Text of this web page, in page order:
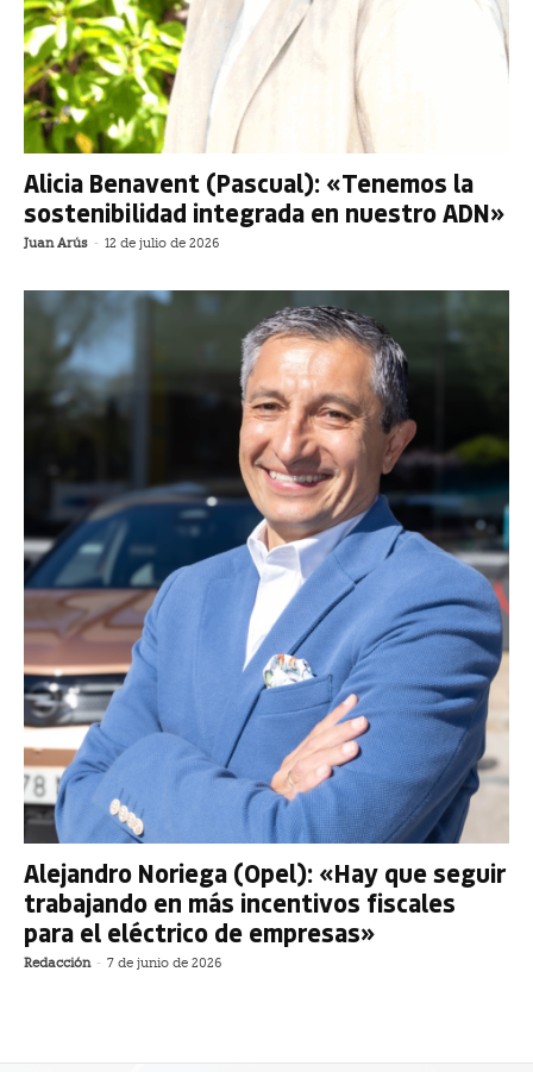
Alicia Benavent (Pascual): «Tenemos la
sostenibilidad integrada en nuestro ADN»
Juan Arús - 12 de julio de 2026
Alejandro Noriega (Opel): «Hay que seguir
trabajando en más incentivos fiscales
para el eléctrico de empresas»
Redacción - 7 de junio de 2026